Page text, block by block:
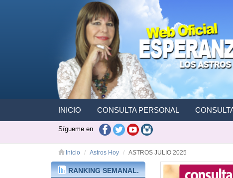
INICIO CONSULTA PERSONAL
Sígueme en
Inicio Astros Hoy ASTROS JULIO 2025
RANKING SEMANAL.